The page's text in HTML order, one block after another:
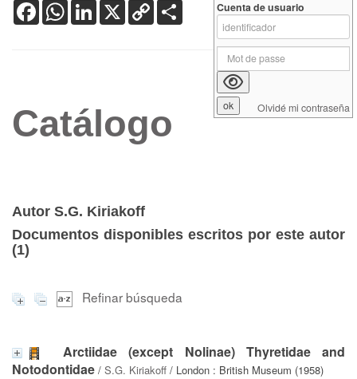
FacebookWhatsApp
LinkedIn
X Copy
Link
Catálogo
Autor S.G. Kiriakoff
Documentos disponibles escritos por este autor
(1)
Refinar búsqueda
Arctiidae (except Nolinae) Thyretidae and
Notodontidae / S.G. Kiriakoff / London : British Museum (1958)
Cuenta de usuario
Olvidé mi contraseña